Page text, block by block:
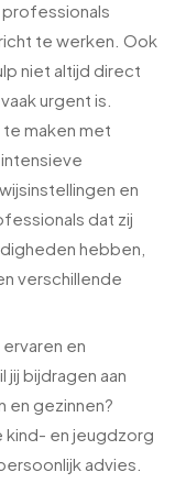
te werken. Ook
niet altijd direct
urgent is.
maken met
en
dat zij
hebben,
verschillende
en
bijdragen aan
en gezinnen?
kind- en jeugdzorg
advies.